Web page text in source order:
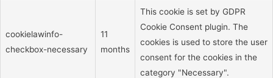
cookielawinfo-
checkbox-necessary
11
months
This cookie is set by GDPR
Cookie Consent plugin. The
cookies is used to store the user
consent for the cookies in the
category "Necessary".